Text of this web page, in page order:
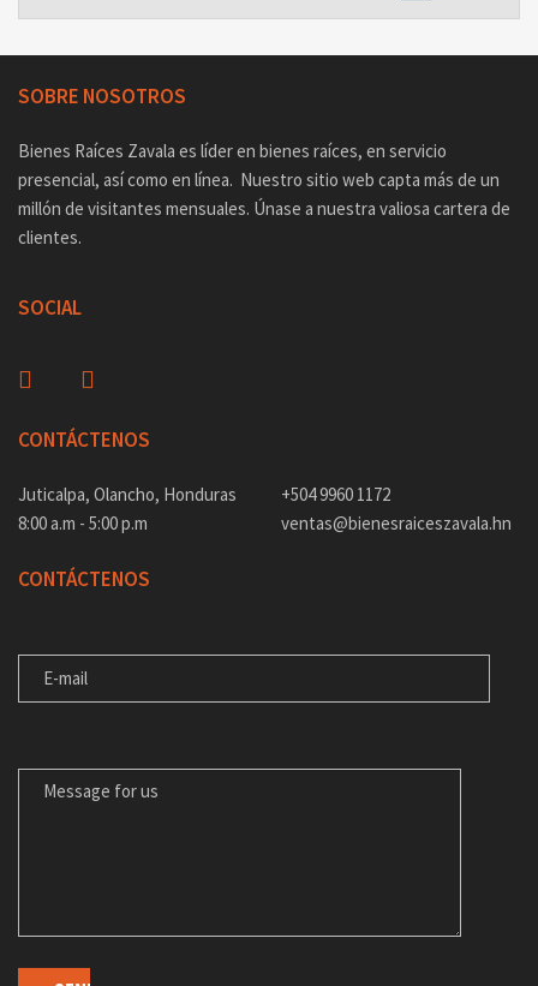
SOBRE NOSOTROS
Bienes Raíces Zavala es líder en bienes raíces, en servicio
presencial, así como en línea. Nuestro sitio web capta más de un
millón de visitantes mensuales. Únase a nuestra valiosa cartera de
clientes.
SOCIAL
CONTÁCTENOS
Juticalpa, Olancho, Honduras
8:00 a.m - 5:00 p.m
+504 9960 1172
ventas@bienesraiceszavala.hn
CONTÁCTENOS